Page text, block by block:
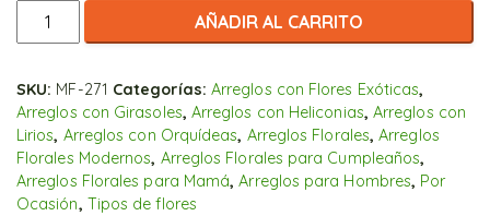
Especial
de
y
Exótico
cantidad
AÑADIR AL CARRITO
SKU: MF-271 Categorías: Arreglos con Flores Exóticas,
Arreglos con Girasoles, Arreglos con Heliconias, Arreglos con
Lirios, Arreglos con Orquídeas, Arreglos Florales,Arreglos
Florales Modernos, Arreglos Florales para Cumpleaños,
Arreglos Florales para Mamá,Arreglos para Hombres, Por
Ocasión, Tipos de flores